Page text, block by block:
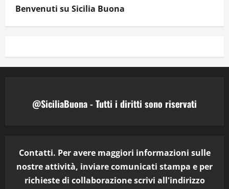
Benvenuti su Sicilia Buona
@SiciliaBuona - Tutti i diritti sono riservati
Contatti. Per avere maggiori informazioni sulle
nostre attività, inviare comunicati stampa e per
richieste di collaborazione scrivi all'indirizzo